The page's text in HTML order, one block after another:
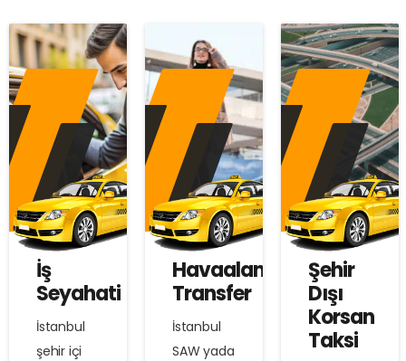
İş
Seyahati
İstanbul
şehir içi
Havaalanı
Transfer
İstanbul
SAW yada
Şehir
Dışı
Korsan
Taksi